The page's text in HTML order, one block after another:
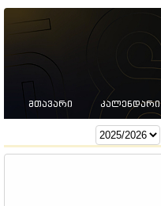
ᲛᲗᲐᲕᲐᲠᲘ ᲙᲐᲚᲔᲜᲓᲐᲠᲘ